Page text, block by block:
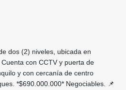
dos (2) niveles, ubicada en
con CCTV y puerta de
y con cercanía de centro
*$690.000.000* Negociables. 📌